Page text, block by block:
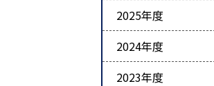
2025年度
2024年度
2023年度